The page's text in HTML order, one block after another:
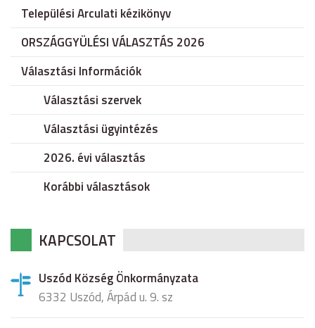
Települési Arculati kézikönyv
ORSZÁGGYÜLÉSI VÁLASZTÁS 2026
Választási Információk
Választási szervek
Választási ügyintézés
2026. évi választás
Korábbi választások
KAPCSOLAT
Uszód Község Önkormányzata
6332 Uszód, Árpád u. 9. sz